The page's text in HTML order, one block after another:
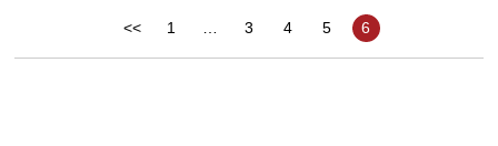
<< 1 3 4 5 6